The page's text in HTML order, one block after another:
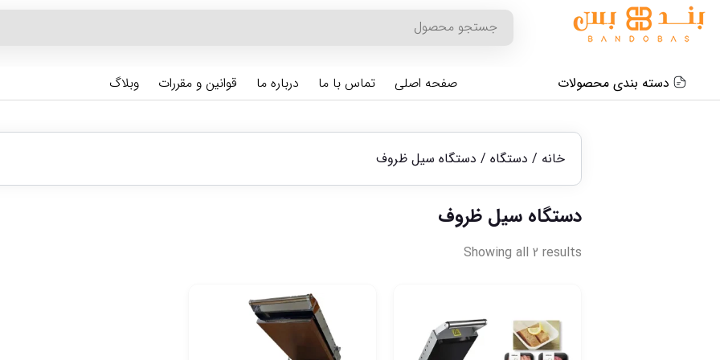
دسته بندی محصولات صفحه اصلی تماس با ما درباره ما قوانین و مقررات وبلاگ
خانه / دستگاه / دستگاه سیل ظروف
دستگاه سیل ظروف
Showing all 2 results